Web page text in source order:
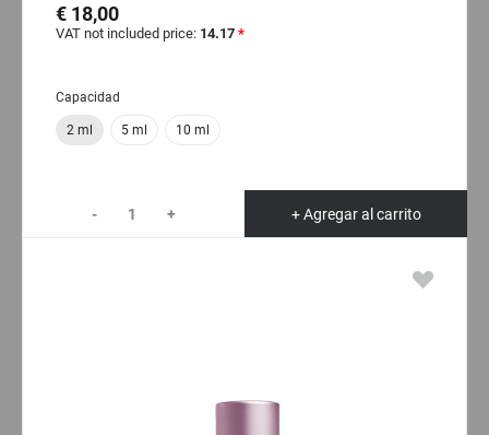
€ 18,00
VAT not included price: 14.17 *
Capacidad
2 ml 5 ml 10 ml
- + + Agregar al carrito